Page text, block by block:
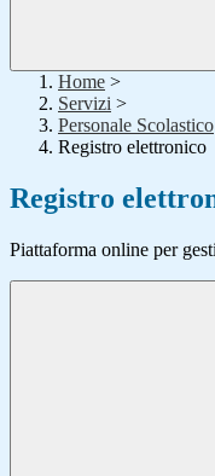
Home >
Servizi >
Personale Scolastico
Registro elettronico
Registro
Piattaforma online per